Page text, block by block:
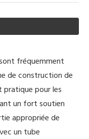
fréquemment
de construction de
pratique pour les
un fort soutien
appropriée de
un tube